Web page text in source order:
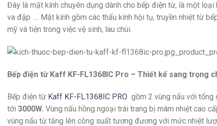
Đây là mặt kính chuyên dụng dành cho bếp điện từ, là một
va đập …. Mặt kính gồm các thấu kính hội tụ, truyền nhiệt từ
mỹ và tiện trong việc vệ sinh, lau chùi.
Bếp điện từ Kaff KF-FL1368IC Pro – Thiết kế sang trọng
Bếp điện từ Kaff KF-FL1368IC PRO gồm 2 vùng nấu với
tới 3000W. Vùng nấu hồng ngoại trái trang bị mâm nhiệt cao
vùng nấu từ tăng lên công suất tương đương với mức nhiệt